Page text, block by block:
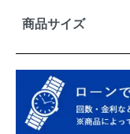
商品サイズ